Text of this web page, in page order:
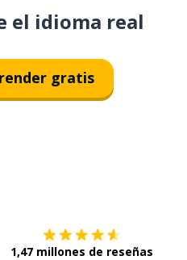
el idioma real
gratis
1,47 millones de reseñas